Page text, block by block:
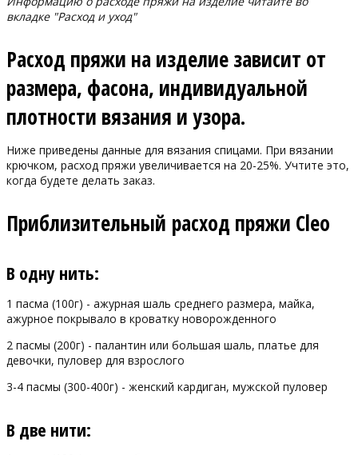
вкладке "Расход и уход"
Расход пряжи на изделие зависит от
размера, фасона, индивидуальной
плотности вязания и узора.
Ниже приведены данные для вязания спицами. При вязании
крючком, расход пряжи увеличивается на 20-25%. Учтите это,
когда будете делать заказ.
Приблизительный расход пряжи Cleo
В одну нить:
1 пасма (100г) - ажурная шаль среднего размера, майка,
ажурное покрывало в кроватку новорожденного
2 пасмы (200г) - палантин или большая шаль, платье для
девочки, пуловер для взрослого
3-4 пасмы (300-400г) - женский кардиган, мужской пуловер
В две нити: